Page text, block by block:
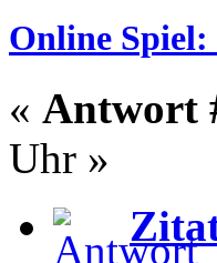
Online
« Antwort
Uhr »